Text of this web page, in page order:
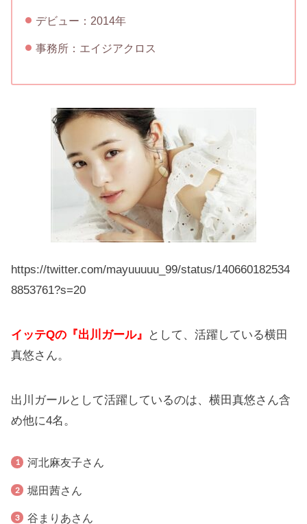
デビュー：2014年
事務所：エイジアクロス
https://twitter.com/mayuuuuu_99/status/140660182534
8853761?s=20
イッテQの『出川ガール』 として、活躍している横田
真悠さん。
出川ガールとして活躍しているのは、横田真悠さん含
め他に4名。
河北麻友子さん
堀田茜さん
谷まりあさん